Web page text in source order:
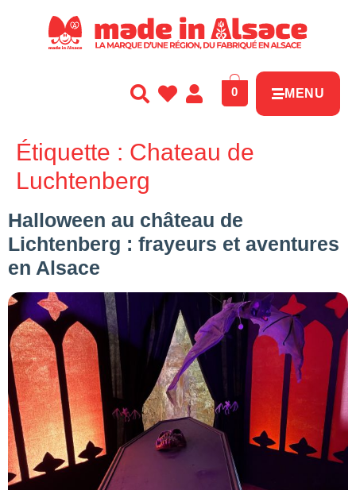
0 MENU
Étiquette : Chateau de
Luchtenberg
Halloween au château de
Lichtenberg : frayeurs et aventures
en Alsace